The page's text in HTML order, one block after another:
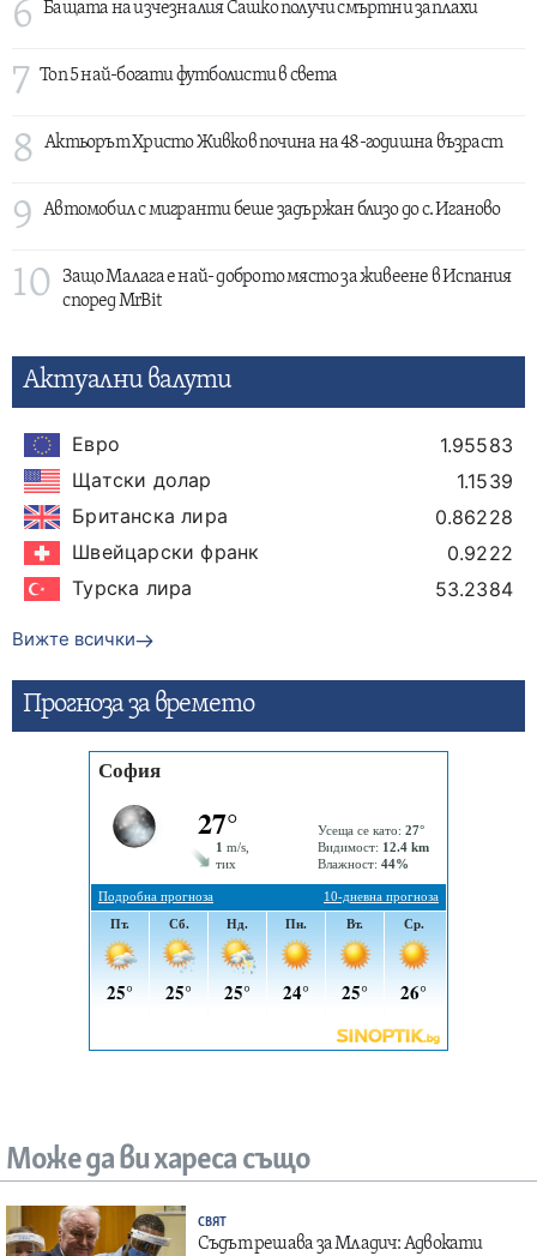
6 Бащата на изчезналия Сашко получи смъртни заплахи
7 Топ 5 най-богати футболисти в света
8 Актьорът Христо Живков почина на 48-годишна възраст
9 Автомобил с мигранти беше задържан близо до с. Иганово
10
Защо Малага е най- доброто място за живеене в Испания
според MrBit
Актуални валути
Евро
1.95583
Щатски долар
1.1539
Британска лира
0.86228
Швейцарски франк
0.9222
Турска лира
53.2384
Вижте всички
Прогнозa за времето
Може да ви хареса също
СВЯТ
Съдът решава за Младич: Адвокати